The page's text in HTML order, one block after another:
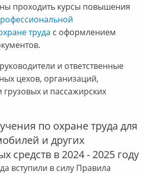
проходить курсы повышения
труда с оформлением
и ответственные
цехов, организаций,
и пассажирских
по охране труда для
и других
средств в 2024 - 2025 году
вступили в силу Правила